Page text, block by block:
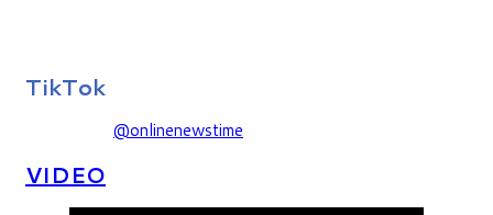
TikTok
@onlinenewstime
VIDEO